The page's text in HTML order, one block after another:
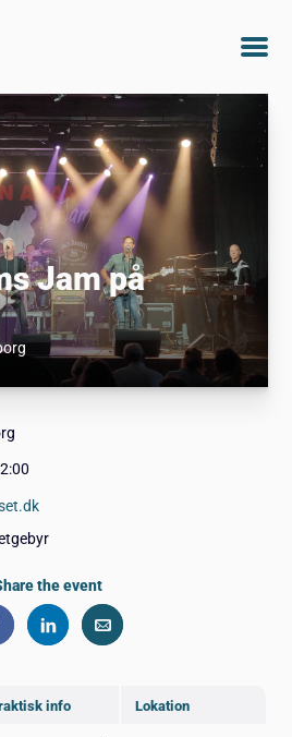
Jam på
info Lokation
the event